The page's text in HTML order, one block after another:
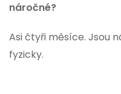
náročné?
Asi čtyři měsíce. Jsou
fyzicky.